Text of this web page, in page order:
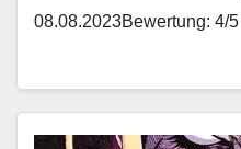
08.08.2023Bewertung: 4/5